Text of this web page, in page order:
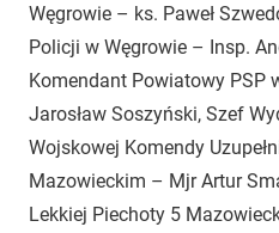
Węgrowie – ks. Paweł
Policji w Węgrowie – Insp.
Komendant Powiatowy PSP
Jarosław Soszyński, Szef
Wojskowej Komendy
Mazowieckim – Mjr Artur
Lekkiej Piechoty 5